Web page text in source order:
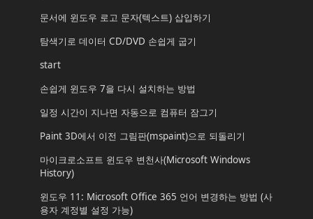
문서에 윈도우 로고 문자(텍스트) 삽입하기
탐색기로 데이터 CD/DVD 손쉽게 굽기
start
손쉽게 윈도우 7을 다시 설치하는 방법
일정 시간이 지나면 자동으로 컴퓨터 잠그기
Paint 3D에서 이전 그림판(mspaint)으로 되돌리기
마이크로소프트 윈도우 변천사(Microsoft Windows
History)
윈도우 11: Microsoft Office 365 언어 변경하는 방법 (사
용자 계정별 설정 가능)